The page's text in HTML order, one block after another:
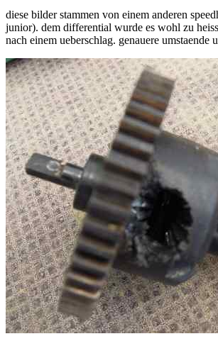
diese bilder stammen von einem anderen
junior). dem differential wurde es wohl zu
nach einem ueberschlag. genauere umstaende